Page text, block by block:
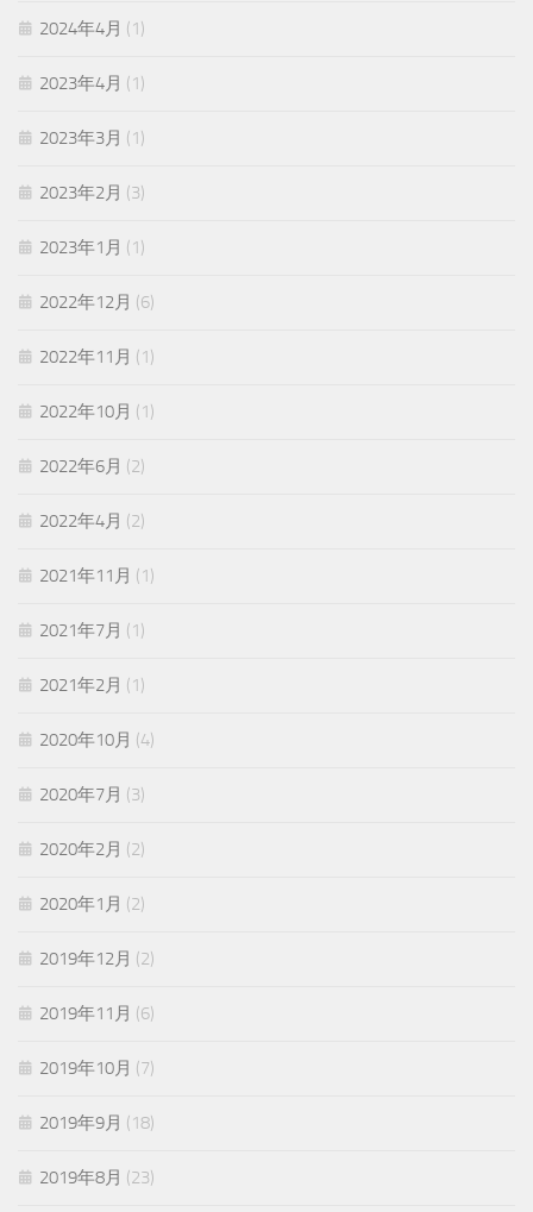
2024年4月 (1)
2023年4月 (1)
2023年3月 (1)
2023年2月 (3)
2023年1月 (1)
2022年12月 (6)
2022年11月 (1)
2022年10月 (1)
2022年6月 (2)
2022年4月 (2)
2021年11月 (1)
2021年7月 (1)
2021年2月 (1)
2020年10月 (4)
2020年7月 (3)
2020年2月 (2)
2020年1月 (2)
2019年12月 (2)
2019年11月 (6)
2019年10月 (7)
2019年9月 (18)
2019年8月 (23)